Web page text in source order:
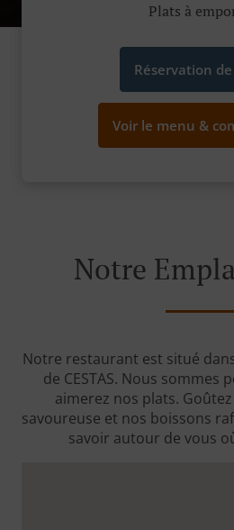
Plats à
Réservation
Voir le menu &
Notre
Notre restaurant est situé
de CESTAS. Nous sommes
aimerez nos plats.
savoureuse et nos boissons
savoir autour de vous